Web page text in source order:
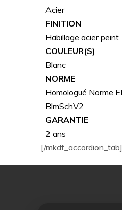
Acier
FINITION
Habillage acier peint
COULEUR(S)
Blanc
NORME
Homologué Norme
BlmSchV2
GARANTIE
2 ans
[/